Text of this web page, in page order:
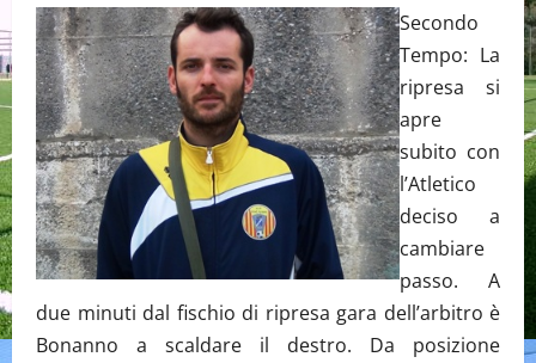
Secondo
Tempo: La
ripresa si
apre
subito con
l’Atletico
deciso a
cambiare
passo. A
due minuti dal fischio di ripresa gara dell’arbitro è
Bonanno a scaldare il destro. Da posizione